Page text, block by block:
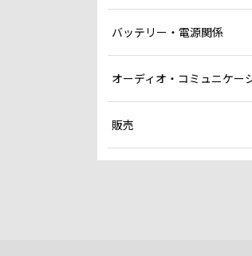
バッテリー・電源関係
オーディオ・コミュニケー
販売